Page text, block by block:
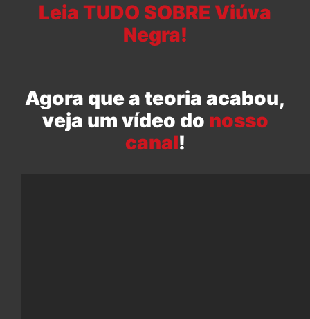
Leia TUDO SOBRE Viúva
Negra!
Agora que a teoria acabou,
veja um vídeo do nosso
canal!